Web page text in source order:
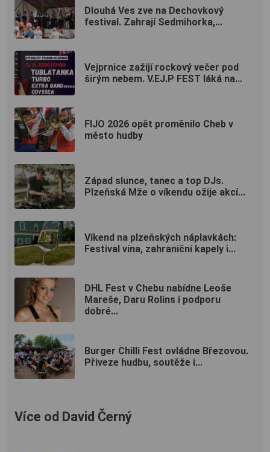
Dlouhá Ves zve na Dechovkový
festival. Zahrají Sedmihorka,...
Vejprnice zažijí rockový večer pod
širým nebem. V.EJ.P FEST láká na...
FIJO 2026 opět proměnilo Cheb v
město hudby
Západ slunce, tanec a top DJs.
Plzeňská Mže o víkendu ožije akcí...
Víkend na plzeňských náplavkách:
Festival vína, zahraniční kapely i...
DHL Fest v Chebu nabídne Leoše
Mareše, Daru Rolins i podporu
dobré...
Burger Chilli Fest ovládne Březovou.
Přiveze hudbu, soutěže i...
Více od David Černý